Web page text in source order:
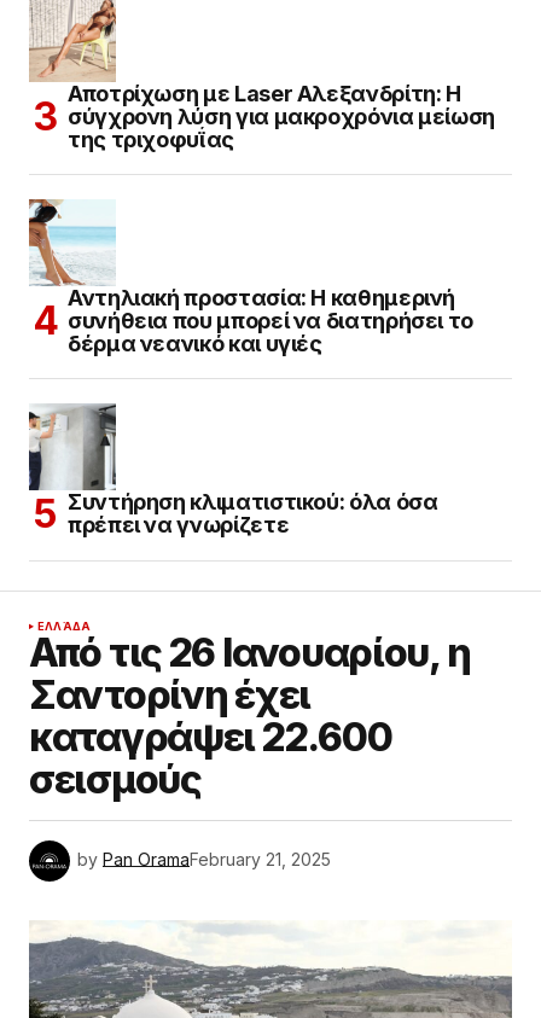
Αποτρίχωση με Laser Αλεξανδρίτη: Η
σύγχρονη λύση για μακροχρόνια μείωση
της τριχοφυΐας
Αντηλιακή προστασία: Η καθημερινή
συνήθεια που μπορεί να διατηρήσει το
δέρμα νεανικό και υγιές
Συντήρηση κλιματιστικού: όλα όσα
πρέπει να γνωρίζετε
ΕΛΛΆΔΑ
Από τις 26 Ιανουαρίου, η
Σαντορίνη έχει
καταγράψει 22.600
σεισμούς
by Pan OramaFebruary 21, 2025